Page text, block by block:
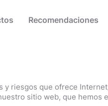
Recomendaciones
Curitas está totalmente
y riesgos que ofrece
sitio web, que hemos